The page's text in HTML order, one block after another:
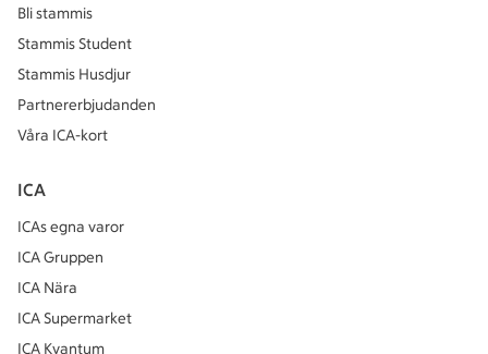
Bli stammis
Stammis Student
Stammis Husdjur
Partnererbjudanden
Våra ICA-kort
ICA
ICAs egna varor
ICA Gruppen
ICA Nära
ICA Supermarket
ICA Kvantum